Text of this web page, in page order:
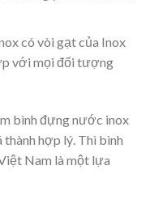
có vòi gạt của Inox
với mọi đối tượng
bình đựng nước inox
hợp lý. Thì bình
Nam là một lựa